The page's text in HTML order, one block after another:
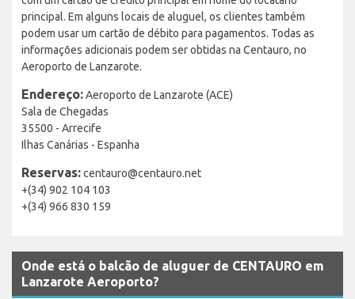
principal. Em alguns locais de aluguel, os clientes também
podem usar um cartão de débito para pagamentos. Todas as
informações adicionais podem ser obtidas na Centauro, no
Aeroporto de Lanzarote.
Endereço:Aeroporto de Lanzarote (ACE)
Sala de Chegadas
35500 - Arrecife
Ilhas Canárias - Espanha
Reservas:centauro@centauro.net
+(34) 902 104 103
+(34) 966 830 159
Onde está o balcão de aluguer de CENTAURO em
Lanzarote Aeroporto?